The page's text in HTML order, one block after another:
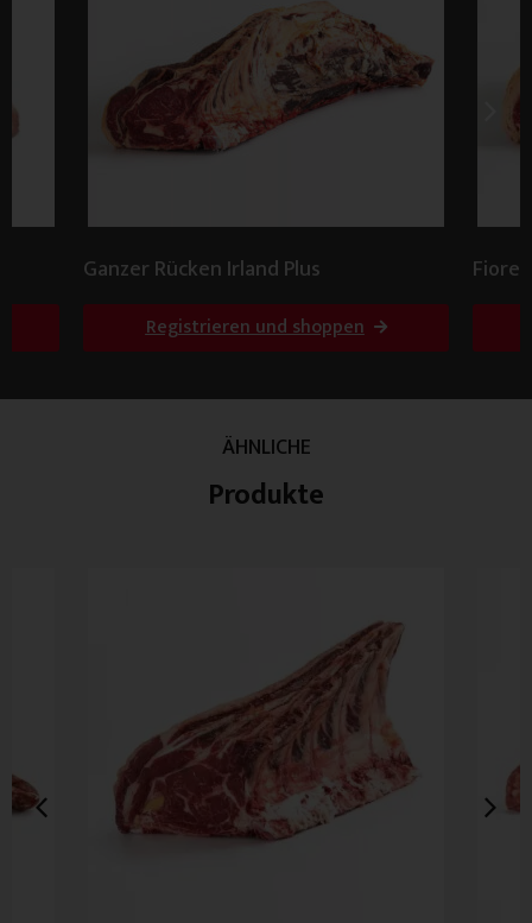
Ganzer Rücken Irland Plus
Registrieren und shoppen
ÄHNLICHE
Produkte